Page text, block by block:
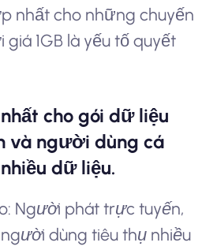
nhất cho những chuyến
giá 1GB là yếu tố quyết
cho gói dữ liệu
và người dùng cá
dữ liệu.
Người phát trực tuyến,
dùng tiêu thụ nhiều